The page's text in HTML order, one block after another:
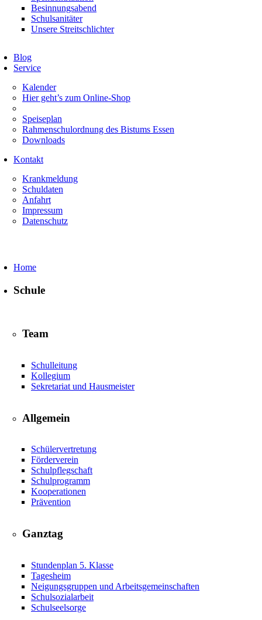
Besinnungsabend
Schulsanitäter
Unsere Streitschlichter
Blog
Service
Kalender
Hier geht’s zum Online-Shop
Speiseplan
Rahmenschulordnung des Bistums Essen
Downloads
Kontakt
Krankmeldung
Schuldaten
Anfahrt
Impressum
Datenschutz
Home
Schule
Team
Schulleitung
Kollegium
Sekretariat und Hausmeister
Allgemein
Schülervertretung
Förderverein
Schulpflegschaft
Schulprogramm
Kooperationen
Prävention
Ganztag
Stundenplan 5. Klasse
Tagesheim
Neigungsgruppen und Arbeitsgemeinschaften
Schulsozialarbeit
Schulseelsorge